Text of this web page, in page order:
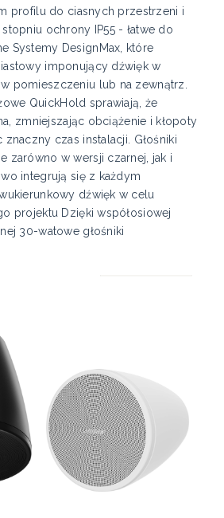
profilu do ciasnych przestrzeni i
ochrony IP55 - łatwe do
Systemy DesignMax, które
imponujący dźwięk w
pomieszczeniu lub na zewnątrz.
QuickHold sprawiają, że
zmniejszając obciążenie i kłopoty
czas instalacji. Głośniki
zarówno w wersji czarnej, jak i
integrują się z każdym
dźwięk w celu
projektu Dzięki współosiowej
30-watowe głośniki